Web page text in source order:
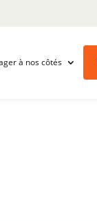
à nos côtés